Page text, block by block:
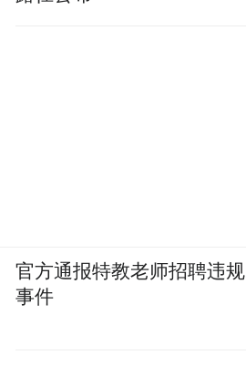
官方通报特教老师招聘违规
事件